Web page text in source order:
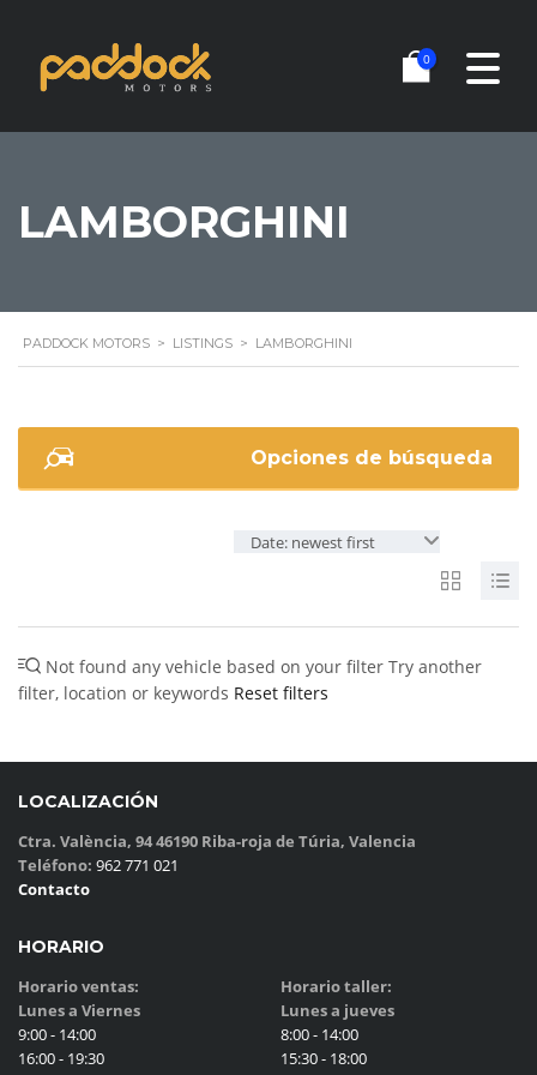
0
LAMBORGHINI
PADDOCK MOTORS > LISTINGS > LAMBORGHINI
Opciones de búsqueda
Date: newest first
Not found any vehicle based on your filter Try another
filter, location or keywords Reset filters
LOCALIZACIÓN
Ctra. València, 94 46190 Riba-roja de Túria, Valencia
Teléfono: 962 771 021
Contacto
HORARIO
Horario ventas:
Lunes a Viernes
9:00 - 14:00
16:00 - 19:30
Horario taller:
Lunes a jueves
8:00 - 14:00
15:30 - 18:00